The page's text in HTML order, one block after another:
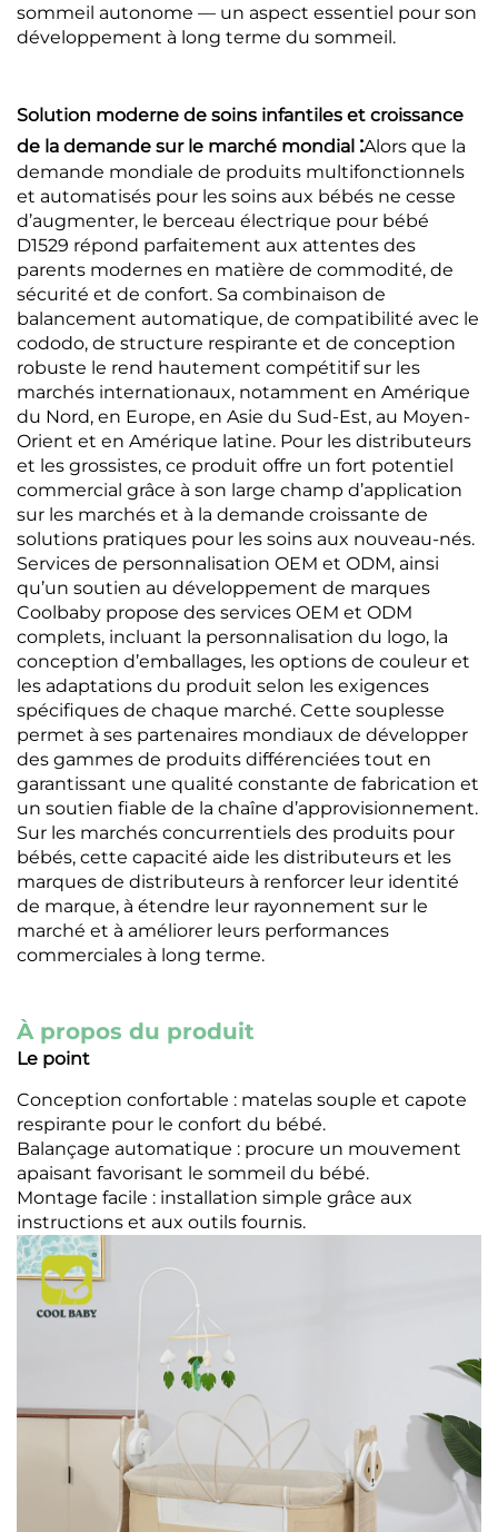
sommeil autonome — un aspect essentiel pour son
développement à long terme du sommeil.
Solution moderne de soins infantiles et croissance
de la demande sur le marché mondial :Alors que la
demande mondiale de produits multifonctionnels
et automatisés pour les soins aux bébés ne cesse
d’augmenter, le berceau électrique pour bébé
D1529 répond parfaitement aux attentes des
parents modernes en matière de commodité, de
sécurité et de confort. Sa combinaison de
balancement automatique, de compatibilité avec le
cododo, de structure respirante et de conception
robuste le rend hautement compétitif sur les
marchés internationaux, notamment en Amérique
du Nord, en Europe, en Asie du Sud-Est, au Moyen-
Orient et en Amérique latine. Pour les distributeurs
et les grossistes, ce produit offre un fort potentiel
commercial grâce à son large champ d’application
sur les marchés et à la demande croissante de
solutions pratiques pour les soins aux nouveau-nés.
Services de personnalisation OEM et ODM, ainsi
qu’un soutien au développement de marques
Coolbaby propose des services OEM et ODM
complets, incluant la personnalisation du logo, la
conception d’emballages, les options de couleur et
les adaptations du produit selon les exigences
spécifiques de chaque marché. Cette souplesse
permet à ses partenaires mondiaux de développer
des gammes de produits différenciées tout en
garantissant une qualité constante de fabrication et
un soutien fiable de la chaîne d’approvisionnement.
Sur les marchés concurrentiels des produits pour
bébés, cette capacité aide les distributeurs et les
marques de distributeurs à renforcer leur identité
de marque, à étendre leur rayonnement sur le
marché et à améliorer leurs performances
commerciales à long terme.
À propos du produit
Le point
Conception confortable : matelas souple et capote
respirante pour le confort du bébé.
Balançage automatique : procure un mouvement
apaisant favorisant le sommeil du bébé.
Montage facile : installation simple grâce aux
instructions et aux outils fournis.